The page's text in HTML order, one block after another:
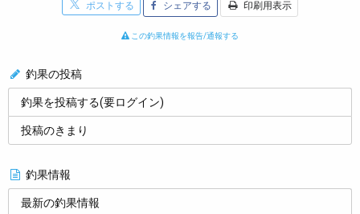
釣果の投稿
釣果を投稿する(要ログイン)
投稿のきまり
釣果情報
最新の釣果情報
ポストする シェアする 印刷用表示
この釣果情報を報告/通報する